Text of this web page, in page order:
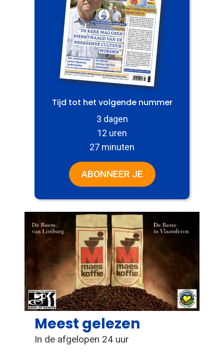
Tijd tot het volgende nummer
3 dagen
12 uren
27 minuten
ABONNEER JE
Meest gelezen
In de afgelopen 24 uur